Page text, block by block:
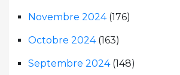
Novembre 2024(176)
Octobre 2024(163)
Septembre 2024(148)